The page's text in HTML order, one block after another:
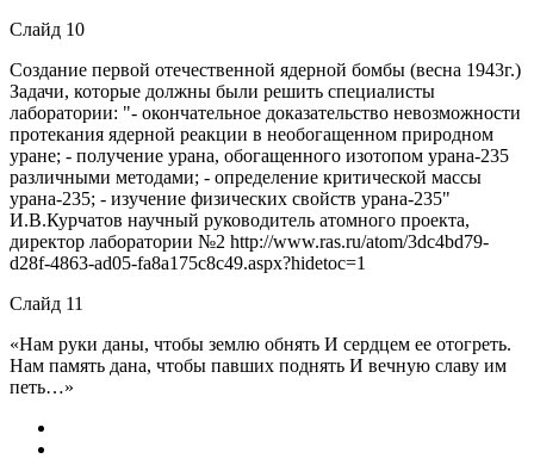
Слайд 10
Создание первой отечественной ядерной бомбы (весна 1943г.)
Задачи, которые должны были решить специалисты
лаборатории: "- окончательное доказательство невозможности
протекания ядерной реакции в необогащенном природном
уране; - получение урана, обогащенного изотопом урана-235
различными методами; - определение критической массы
урана-235; - изучение физических свойств урана-235"
И.В.Курчатов научный руководитель атомного проекта,
директор лаборатории №2 http://www.ras.ru/atom/3dc4bd79-
d28f-4863-ad05-fa8a175c8c49.aspx?hidetoc=1
Слайд 11
«Нам руки даны, чтобы землю обнять И сердцем ее отогреть.
Нам память дана, чтобы павших поднять И вечную славу им
петь…»